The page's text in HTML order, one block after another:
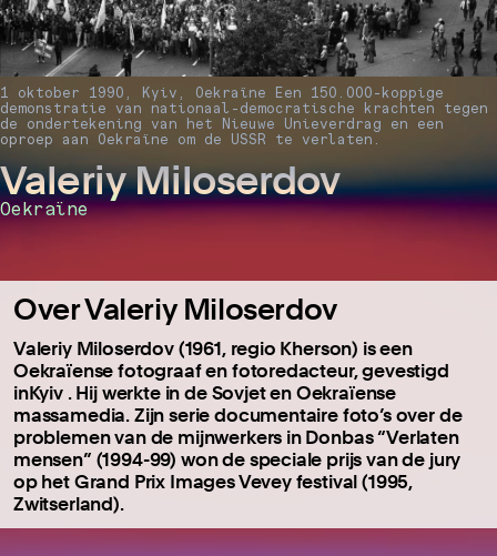
Valeriy Miloserdov
Oekraïne
1 oktober 1990, Kyiv, Oekraïne Een 150.000-koppige
demonstratie van nationaal-democratische krachten tegen
de ondertekening van het Nieuwe Unieverdrag en een
oproep aan Oekraïne om de USSR te verlaten.
Over Valeriy Miloserdov
Valeriy Miloserdov (1961, regio Kherson) is een
Oekraïense fotograaf en fotoredacteur, gevestigd
inKyiv . Hij werkte in de Sovjet en Oekraïense
massamedia. Zijn serie documentaire foto’s over de
problemen van de mijnwerkers in Donbas “Verlaten
mensen” (1994-99) won de speciale prijs van de jury
op het Grand Prix Images Vevey festival (1995,
Zwitserland).